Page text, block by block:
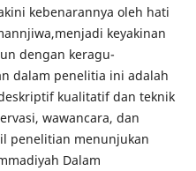
kebenarannya oleh hati
keyakinan
dengan keragu-
dalam penelitia ini adalah
kualitatif dan teknik
wawancara, dan
penelitian menunjukan
Dalam